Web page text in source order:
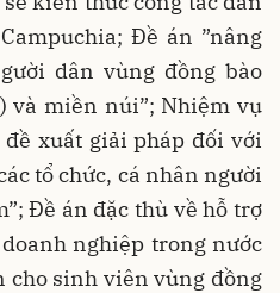
Đề án ”nâng
dân vùng đồng bào
và miền núi”; Nhiệm vụ
xuất giải pháp đối với
tổ chức, cá nhân người
Đề án đặc thù về hỗ trợ
nghiệp trong nước
cho sinh viên vùng đồng